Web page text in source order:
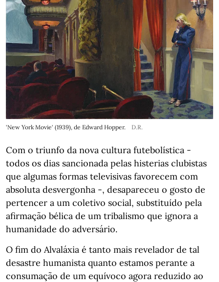
'New York Movie' (1939), de Edward Hopper. D.R.
Com o triunfo da nova cultura futebolística -
todos os dias sancionada pelas histerias clubistas
que algumas formas televisivas favorecem com
absoluta desvergonha -, desapareceu o gosto de
pertencer a um coletivo social, substituído pela
afirmação bélica de um tribalismo que ignora a
humanidade do adversário.
O fim do Alvaláxia é tanto mais revelador de tal
desastre humanista quanto estamos perante a
consumação de um equívoco agora reduzido ao